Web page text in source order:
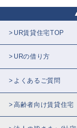
UR賃貸住宅TOP
URの借り方
よくあるご質問
高齢者向け賃貸住宅